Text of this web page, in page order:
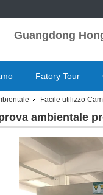
Guangdong
Fatory Tour
Facile utilizzo
ambientale